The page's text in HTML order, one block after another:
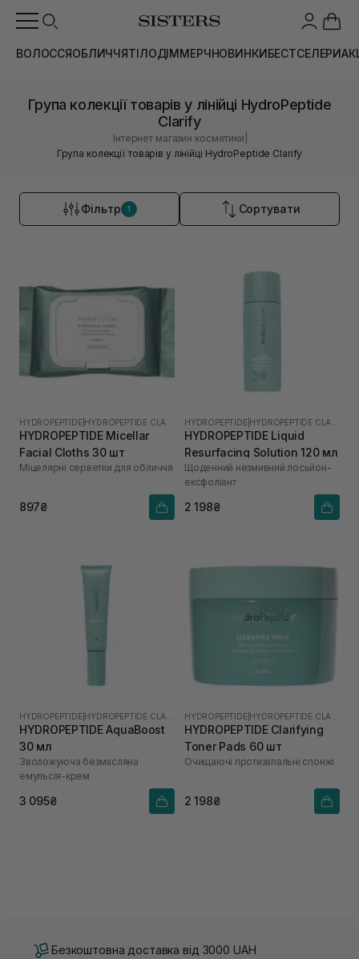
ВОЛОССЯОБЛИЧЧЯТІЛОДІММЕРЧНОВИНКИБЕСТСЕЛЕРИ
Група колекції товарів у лінійці HydroPeptide
Clarify
Інтернет магазин косметики
Група колекції товарів у лінійці HydroPeptide Clarify
Фільтр 1 Сортувати
HYDROPEPTIDE
HYDROPEPTIDE Micellar
Facial Cloths 30 шт
Міцелярні серветки для обличчя
897₴
HYDROPEPTIDE
HYDROPEPTIDE Liquid
Resurfacing Solution 120 мл
Щоденний незмивний лосьйон-
ексфоліант
2 198₴
HYDROPEPTIDE
HYDROPEPTIDE AquaBoost
30 мл
Зволожуюча безмасляна
емульсія-крем
3 095₴
HYDROPEPTIDE
HYDROPEPTIDE Clarifying
Toner Pads 60 шт
Очищаючі протизапальні спонжі
2 198₴
Безкоштовна доставка від 3000 UAH